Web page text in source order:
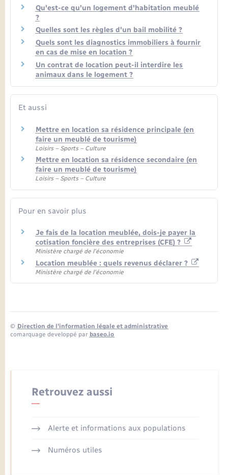
Qu'est-ce qu'un logement d'habitation meublé
?
Quelles sont les règles d'un bail mobilité ?
Quels sont les diagnostics immobiliers à fournir
en cas de mise en location ?
Un contrat de location peut-il interdire les
animaux dans le logement ?
Et aussi
Mettre en location sa résidence principale (en
faire un meublé de tourisme)
Loisirs – Sports – Culture
Mettre en location sa résidence secondaire (en
faire un meublé de tourisme)
Loisirs – Sports – Culture
Pour en savoir plus
Je fais de la location meublée, dois-je payer la
cotisation foncière des entreprises (CFE) ?
Ministère chargé de l'économie
Location meublée : quels revenus déclarer ?
Ministère chargé de l'économie
© Direction de l’information légale et administrative
comarquage developpé par baseo.io
Retrouvez aussi
Alerte et informations aux populations
Numéros utiles